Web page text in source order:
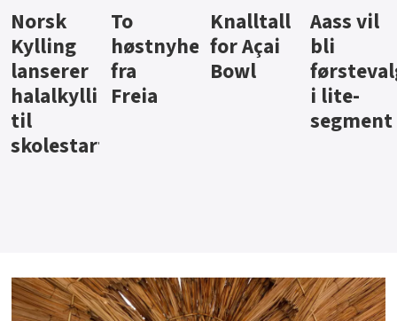
Knalltall
for Açai
Bowl
Aass vil
bli
førstevalg
i lite-
Brus og
jus fra
Berentsen
Hard
iste fra
Hansa